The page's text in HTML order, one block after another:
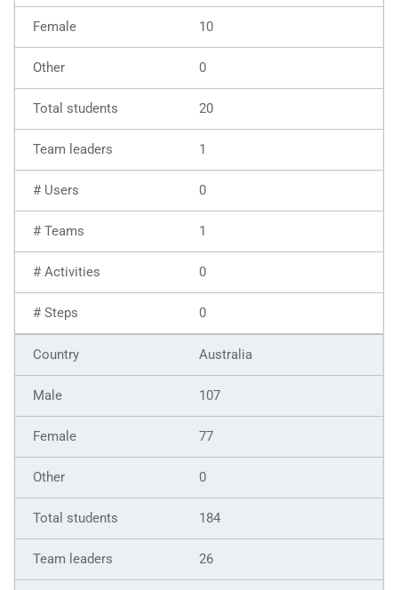
10
0
20
1
0
1
0
0
Australia
107
77
0
184
26